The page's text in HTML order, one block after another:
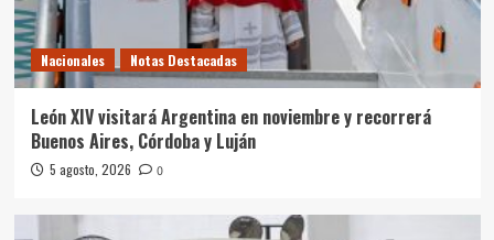
Nacionales Notas Destacadas
León XIV visitará Argentina en noviembre y recorrerá
Buenos Aires, Córdoba y Luján
5 agosto, 2026 0